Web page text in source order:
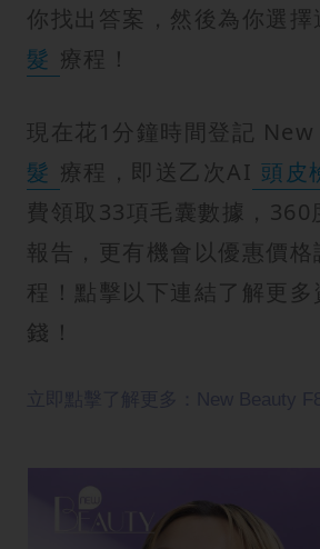
你找出答案，然後為你選擇
髮 療程！
現在花1分鐘時間登記
髮 療程，即送乙次AI 頭皮
費領取33項毛囊數據，360
報告，更有機會以優惠價
程！點擊以下連結了解更多
錢！